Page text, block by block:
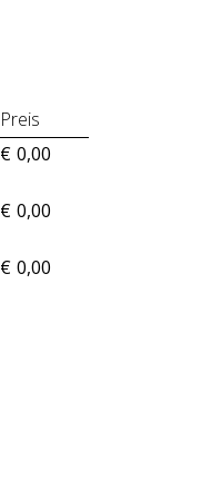
Preis
€ 0,00
€ 0,00
€ 0,00